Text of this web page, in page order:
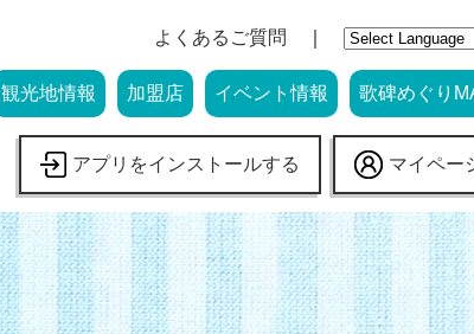
よくあるご質問
観光地情報 加盟店 イベント情報 歌碑めぐり
アプリをインストールする マイペー